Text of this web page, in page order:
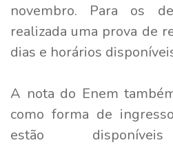
novembro. Para os
realizada uma prova de
dias e horários
A nota do Enem
como forma de
estão